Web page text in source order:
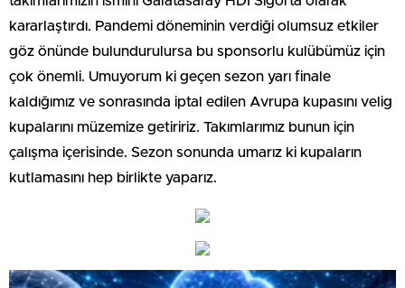
kararlaştırdı. Pandemi döneminin verdiği olumsuz etkiler
göz önünde bulundurulursa bu sponsorlu kulübümüz için
çok önemli. Umuyorum ki geçen sezon yarı finale
kaldığımız ve sonrasında iptal edilen Avrupa kupasını velig
kupalarını müzemize getiririz. Takımlarımız bunun için
çalışma içerisinde. Sezon sonunda umarız ki kupaların
kutlamasını hep birlikte yaparız.